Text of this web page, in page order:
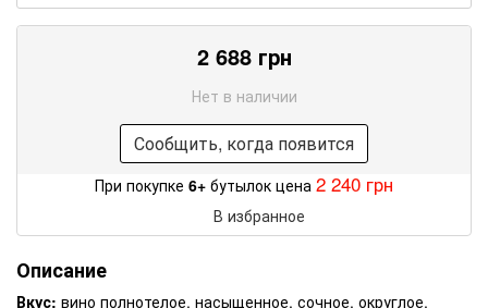
2 688 грн
Нет в наличии
Сообщить, когда появится
При покупке 6+ бутылок цена 2 240 грн
В избранное
Описание
Вкус: вино полнотелое, насыщенное, сочное, округлое,